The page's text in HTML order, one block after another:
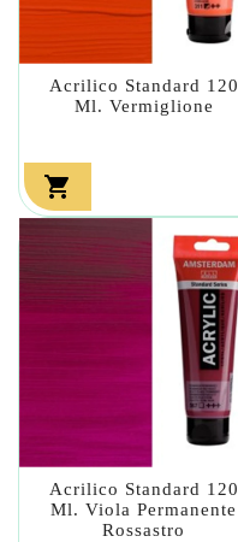
Acrilico Standard 120
Ml. Vermiglione

Acrilico Standard 120
Ml. Viola Permanente
Rossastro